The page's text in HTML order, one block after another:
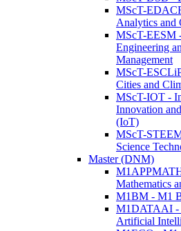
MScT-
Analytics and
MScT-EESM
Engineering
Management
MScT-
Cities and
MScT-IOT -
Innovation
(IoT)
MScT-
Science
Master (DNM)
Mathematics
M1BM - M1
M1DATAAI -
Artificial